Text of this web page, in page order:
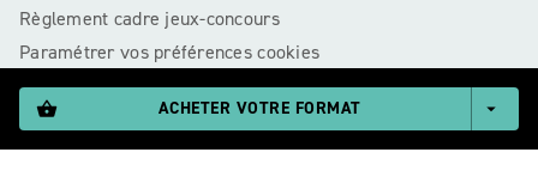
shopping_basket ACHETER VOTRE FORMAT arrow_drop_down
Règlement cadre jeux-concours
Paramétrer vos préférences cookies